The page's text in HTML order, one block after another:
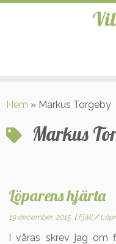
tillHem » Markus Torgeby
Markus
Löparens hjärta
19 december, 2015i Fjäll/
I våras skrev jag om